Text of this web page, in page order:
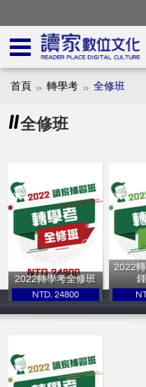
首頁 轉學考 全修班
全修班
2022轉學考全修班
讀家補習班
NTD. 24800
2022
讀